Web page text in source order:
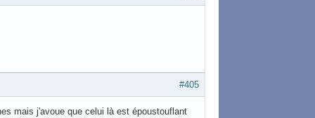
#405
mais j'avoue que celui là est époustouflant